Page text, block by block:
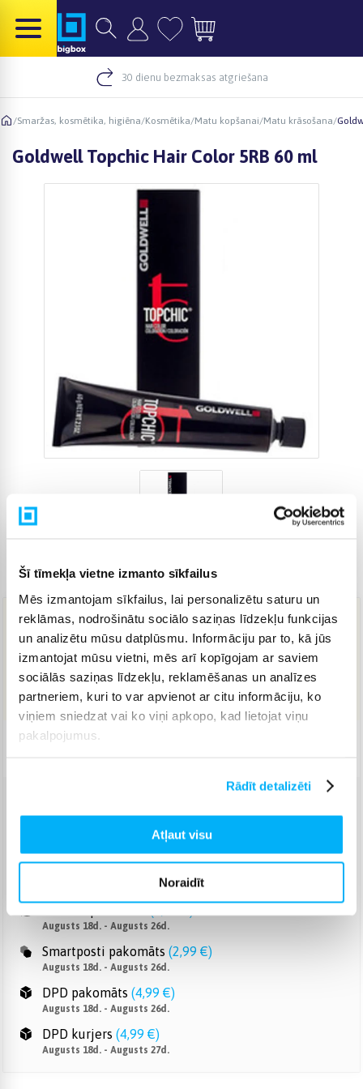
Šī tīmekļa vietne izmanto sīkfailus
Mēs izmantojam sīkfailus, lai personalizētu saturu un
reklāmas, nodrošinātu sociālo saziņas līdzekļu funkcijas
un analizētu mūsu datplūsmu. Informāciju par to, kā jūs
izmantojat mūsu vietni, mēs arī kopīgojam ar saviem
sociālās saziņas līdzekļu, reklamēšanas un analīzes
partneriem, kuri to var apvienot ar citu informāciju, ko
viņiem sniedzat vai ko viņi apkopo, kad lietojat viņu
pakalpojumus.
Rādīt detalizēti
Atļaut visu
Noraidīt
30 dienu bezmaksas atgriešana
/Smaržas, kosmētika, higiēna/Kosmētika/Matu kopšanai/Matu krāsošana/
Goldwell Topchic Hair Color 5RB 60 ml
16,48 €
IELIKT GROZĀ
Piegāde: 7-14 d.d.
Venipak pakomāts (2,99 €)
Augusts 18d. - Augusts 26d.
Venipak Kurjers (3,99 €)
Augusts 18d. - Augusts 27d.
Augusts 18d. - Augusts 26d.
Smartposti pakomāts (2,99 €)
Augusts 18d. - Augusts 26d.
DPD pakomāts (4,99 €)
Augusts 18d. - Augusts 26d.
DPD kurjers (4,99 €)
Augusts 18d. - Augusts 27d.